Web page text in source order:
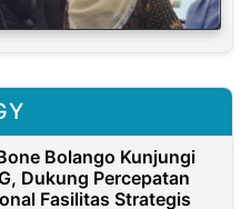
Bolango Kunjungi
Dukung Percepatan
Fasilitas Strategis